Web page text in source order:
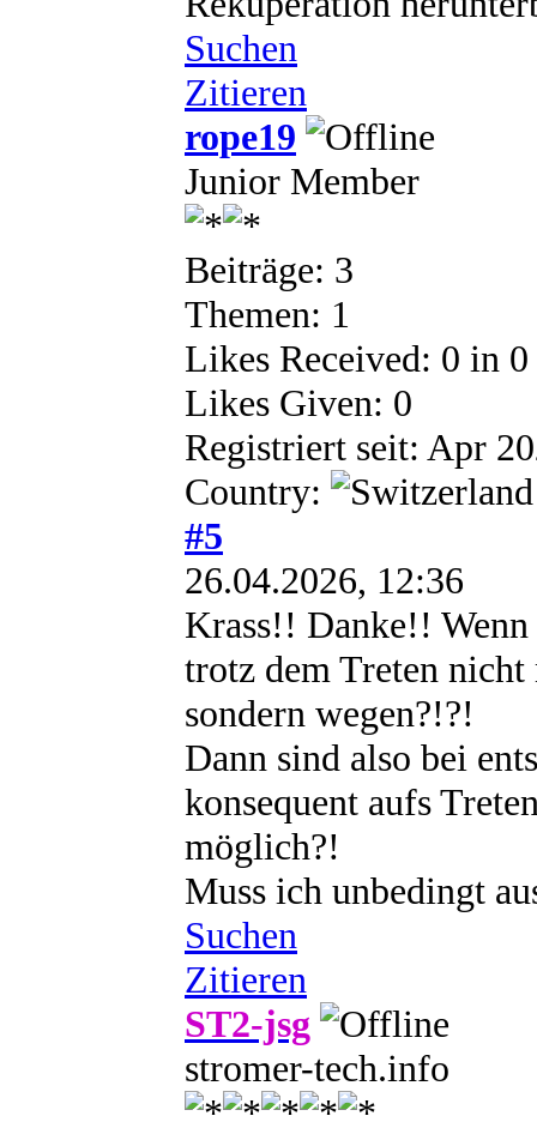
Suchen
Zitieren
rope19
Junior Member
Beiträge: 3
Themen: 1
Likes Received: 0 in 0
Likes Given: 0
Registriert seit: Apr
Country:
#5
26.04.2026, 12:36
Krass!! Danke!!
trotz dem Treten
sondern wegen?!?!
Dann sind also bei
konsequent aufs
möglich?!
Muss ich unbedingt
Suchen
Zitieren
ST2-jsg
stromer-tech.info